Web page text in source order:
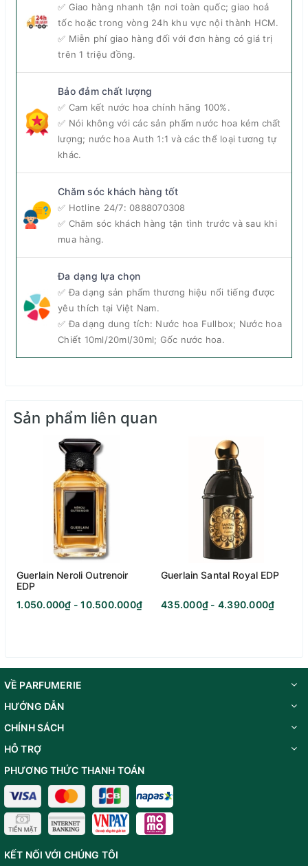
✅ Giao hàng nhanh tận nơi toàn quốc; giao hoả
tốc hoặc trong vòng 24h khu vực nội thành HCM.
✅ Miễn phí giao hàng đối với đơn hàng có giá trị
trên 1 triệu đồng.
Bảo đảm chất lượng
✅ Cam kết nước hoa chính hãng 100%.
✅ Nói không với các sản phẩm nước hoa kém chất
lượng; nước hoa Auth 1:1 và các thể loại tương tự
khác.
Chăm sóc khách hàng tốt
✅ Hotline 24/7: 0888070308
✅ Chăm sóc khách hàng tận tình trước và sau khi
mua hàng.
Đa dạng lựa chọn
✅ Đa dạng sản phẩm thương hiệu nổi tiếng được
yêu thích tại Việt Nam.
✅ Đa dạng dung tích: Nước hoa Fullbox; Nước hoa
Chiết 10ml/20ml/30ml; Gốc nước hoa.
Sản phẩm liên quan
Guerlain Neroli Outrenoir
EDP
1.050.000₫ - 10.500.000₫
Guerlain Santal Royal EDP
435.000₫ - 4.390.000₫
VỀ PARFUMERIE
HƯỚNG DẪN
CHÍNH SÁCH
HỖ TRỢ
PHƯƠNG THỨC THANH TOÁN
KẾT NỐI VỚI CHÚNG TÔI